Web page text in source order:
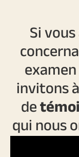
Si
invitons
de
qui nous